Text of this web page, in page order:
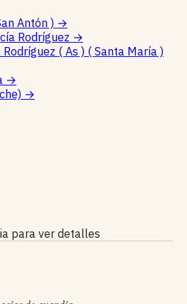
Antón ) →
Rodríguez →
( As ) ( Santa María )
→
→
para ver detalles